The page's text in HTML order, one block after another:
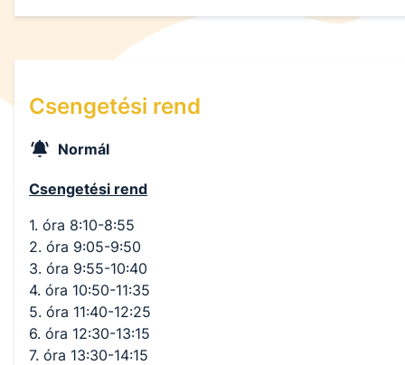
Csengetési rend
Normál
Csengetési rend
1. óra 8:10-8:55
2. óra 9:05-9:50
3. óra 9:55-10:40
4. óra 10:50-11:35
5. óra 11:40-12:25
6. óra 12:30-13:15
7. óra 13:30-14:15